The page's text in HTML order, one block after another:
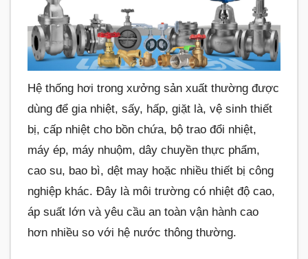
Hệ thống hơi trong xưởng sản xuất thường được
dùng để gia nhiệt, sấy, hấp, giặt là, vệ sinh thiết
bị, cấp nhiệt cho bồn chứa, bộ trao đổi nhiệt,
máy ép, máy nhuộm, dây chuyền thực phẩm,
cao su, bao bì, dệt may hoặc nhiều thiết bị công
nghiệp khác. Đây là môi trường có nhiệt độ cao,
áp suất lớn và yêu cầu an toàn vận hành cao
hơn nhiều so với hệ nước thông thường.